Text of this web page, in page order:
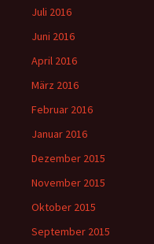
Juli 2016
Juni 2016
April 2016
März 2016
Februar 2016
Januar 2016
Dezember 2015
November 2015
Oktober 2015
September 2015